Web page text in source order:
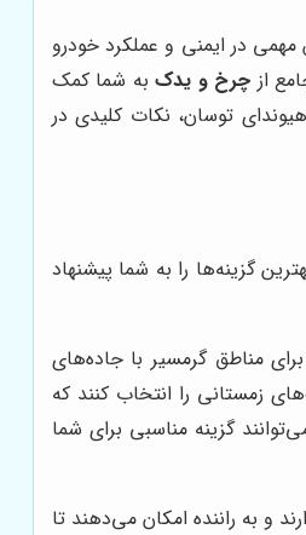
در ایمنی و عملکرد خودرو
از چرخ و یدکبه شما کمک
توسان، نکات کلیدی در
گزینه‌ها را به شما پیشنهاد
مناطق گرمسیر با جاده‌های
زمستانی را انتخاب کنند که
گزینه مناسبی برای شما
و به راننده امکان می‌دهند تا